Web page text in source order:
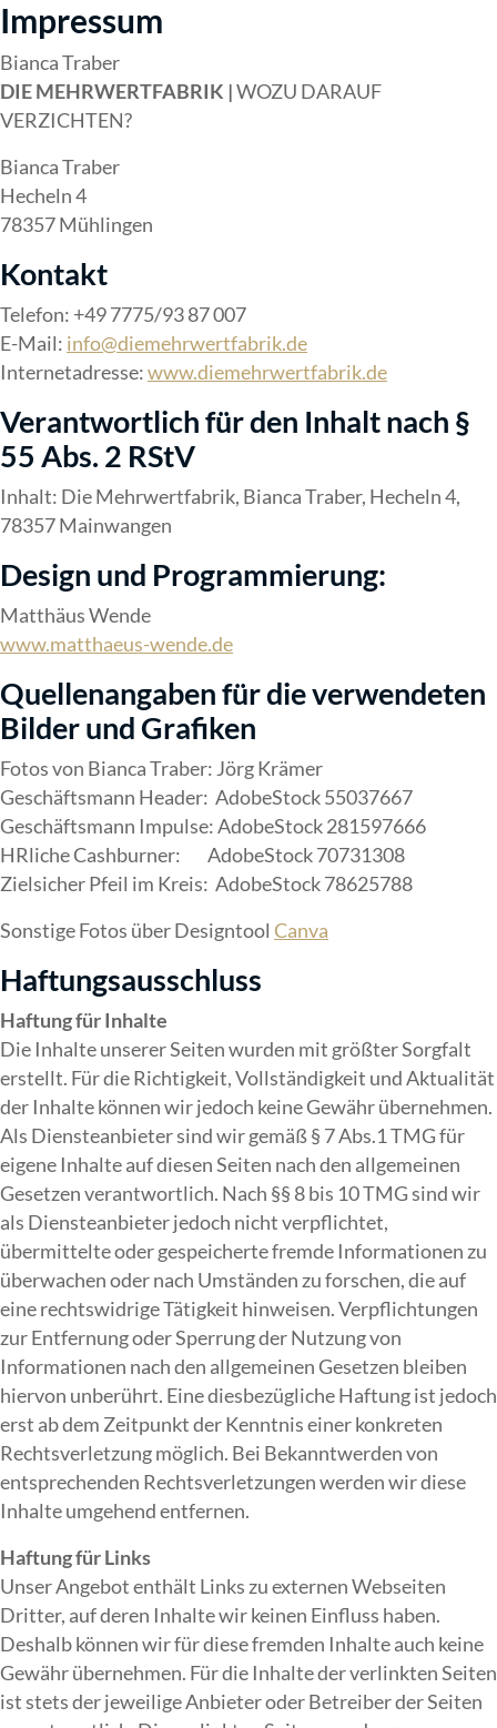
Impressum
Bianca Traber
DIE MEHRWERTFABRIK |WOZU DARAUF
VERZICHTEN?
Bianca Traber
Hecheln 4
78357 Mühlingen
Kontakt
Telefon: +49 7775/93 87 007
E-Mail: info@diemehrwertfabrik.de
Internetadresse:www.diemehrwertfabrik.de
Verantwortlich für den Inhalt nach §
55 Abs. 2 RStV
Inhalt: Die Mehrwertfabrik, Bianca Traber, Hecheln 4,
78357 Mainwangen
Design und Programmierung:
Matthäus Wende
www.matthaeus-wende.de
Quellenangaben für die verwendeten
Bilder und Grafiken
Fotos von Bianca Traber: Jörg Krämer
Geschäftsmann Header: AdobeStock 55037667
Geschäftsmann Impulse: AdobeStock 281597666
HRliche Cashburner: AdobeStock 70731308
Zielsicher Pfeil im Kreis: AdobeStock 78625788
Sonstige Fotos über Designtool Canva
Haftungsausschluss
Haftung für Inhalte
Die Inhalte unserer Seiten wurden mit größter Sorgfalt
erstellt. Für die Richtigkeit, Vollständigkeit und Aktualität
der Inhalte können wir jedoch keine Gewähr übernehmen.
Als Diensteanbieter sind wir gemäß § 7 Abs.1 TMG für
eigene Inhalte auf diesen Seiten nach den allgemeinen
Gesetzen verantwortlich. Nach §§ 8 bis 10 TMG sind wir
als Diensteanbieter jedoch nicht verpflichtet,
übermittelte oder gespeicherte fremde Informationen zu
überwachen oder nach Umständen zu forschen, die auf
eine rechtswidrige Tätigkeit hinweisen. Verpflichtungen
zur Entfernung oder Sperrung der Nutzung von
Informationen nach den allgemeinen Gesetzen bleiben
hiervon unberührt. Eine diesbezügliche Haftung ist jedoch
erst ab dem Zeitpunkt der Kenntnis einer konkreten
Rechtsverletzung möglich. Bei Bekanntwerden von
entsprechenden Rechtsverletzungen werden wir diese
Inhalte umgehend entfernen.
Haftung für Links
Unser Angebot enthält Links zu externen Webseiten
Dritter, auf deren Inhalte wir keinen Einfluss haben.
Deshalb können wir für diese fremden Inhalte auch keine
Gewähr übernehmen. Für die Inhalte der verlinkten Seiten
ist stets der jeweilige Anbieter oder Betreiber der Seiten